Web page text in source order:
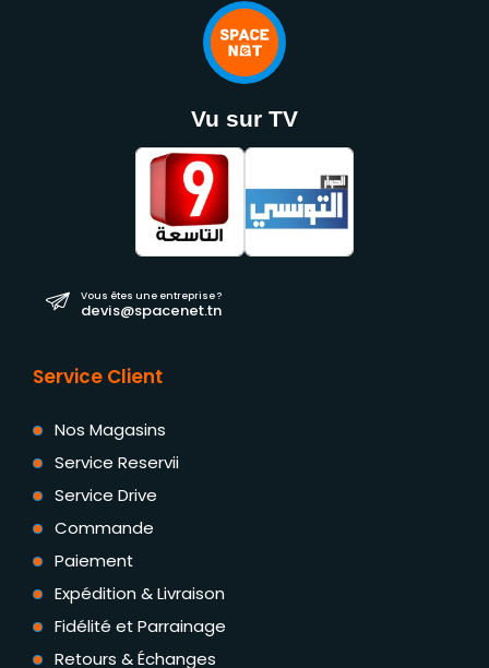
Vu sur TV
Vous êtes une entreprise ?
devis@spacenet.tn
Service Client
Nos Magasins
Service Reservii
Service Drive
Commande
Paiement
Expédition & Livraison
Fidélité et Parrainage
Retours & Échanges